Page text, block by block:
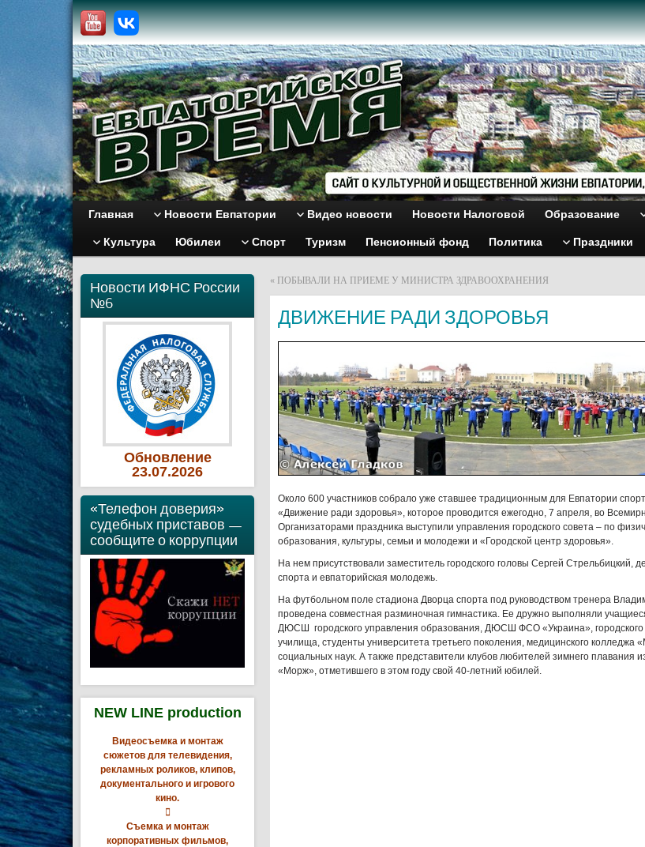
Главная Новости Евпатории Видео новости Новости Налоговой Образование
Культура Юбилеи Спорт Туризм Пенсионный фонд Политика Праздники
Новости ИФНС России
№6
Обновление
23.07.2026
«Телефон доверия»
судебных приставов —
сообщите о коррупции
NEW LINE production
Видеосъемка и монтаж
сюжетов для телевидения,
рекламных роликов, клипов,
документального и игрового
кино.

Съемка и монтаж
корпоративных фильмов,
« ПОБЫВАЛИ НА ПРИЕМЕ У МИНИСТРА ЗДРАВООХРАНЕНИЯ
ДВИЖЕНИЕ РАДИ ЗДОРОВЬЯ
Около 600 участников собрало уже ставшее традиционным для Евпатории
«Движение ради здоровья», которое проводится ежегодно, 7 апреля, во
Организаторами праздника выступили управления городского совета – по
образования, культуры, семьи и молодежи и «Городской центр здоровья».
На нем присутствовали заместитель городского головы Сергей Стрельбицкий,
спорта и евпаторийская молодежь.
На футбольном поле стадиона Дворца спорта под руководством тренера
проведена совместная разминочная гимнастика. Ее дружно выполняли
ДЮСШ городского управления образования, ДЮСШ ФСО «Украина», городского
училища, студенты университета третьего поколения, медицинского колледжа
социальных наук. А также представители клубов любителей зимнего плавания
«Морж», отметившего в этом году свой 40-летний юбилей.